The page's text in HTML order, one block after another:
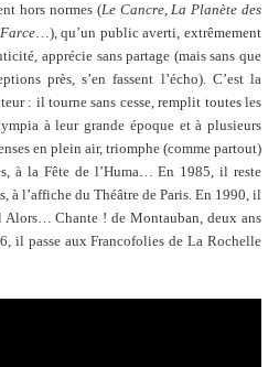
hors normes (Le Cancre,La Planète des
…), qu’un public averti, extrêmement
apprécie sans partage (mais sans que
près, s’en fassent l’écho). C’est la
: il tourne sans cesse, remplit toutes les
à leur grande époque et à plusieurs
en plein air, triomphe (comme partout)
à la Fête de l’Huma… En 1985, il reste
à l’affiche du Théâtre de Paris. En 1990, il
Alors… Chante ! de Montauban, deux ans
il passe aux Francofolies de La Rochelle